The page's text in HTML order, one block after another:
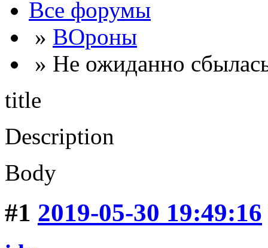
Все форумы
» ВОроны
» Не ожиданно
title
Description
Body
#1 2019-05-30 19:49:16